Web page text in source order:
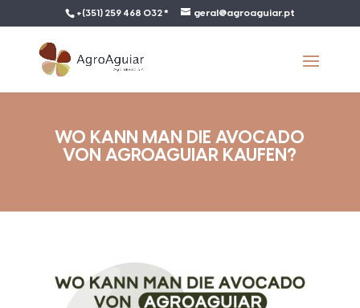
+(351) 259 468 032 * geral@agroaguiar.pt
WO KANN MAN DIE AVOCADO
VON AGROAGUIAR KAUFEN?